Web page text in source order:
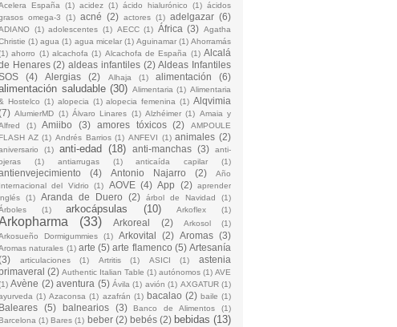
España (1) acidez (1) ácido hialurónico (1) ácidos
omega-3
(1) acné (2) actores (1) adelgazar (6)
(1) adolescentes (1) AECC (1) África (3) Agatha
(1) agua (1) agua micelar (1) Aguinamar (1) Ahorramás
ahorro (1) alcachofa (1) Alcachofa de España (1) Alcalá
Henares (2) aldeas infantiles (2) Aldeas Infantiles
(4) Alergias (2) Alhaja (1) alimentación (6)
saludable (30) Alimentaria (1) Alimentaria
Hostelco (1) alopecia (1) alopecia femenina (1) Alqvimia
AlumierMD (1) Álvaro Linares (1) Alzhéimer (1) Amaia y
(1) Amiibo (3) amores tóxicos (2)
AMPOULE
FLASH AZ (1) Andrés Barrios (1) ANFEVI (1) animales (2)
(1) anti-edad (18) anti-manchas (3)
anti-
(1) antiarrugas (1) anticaída capilar (1)
(4) Antonio Najarro (2)
Año
Internacional del Vidrio
(1) AOVE (4) App (2) aprender
(1) Aranda de Duero (2) árbol de Navidad
(1)
(1) arkocápsulas (10) Arkoflex (1)
(33) Arkoreal (2) Arkosol
(1)
Dormigummies
(1) Arkovital (2) Aromas (3)
naturales (1) arte (5) arte flamenco (5) Artesanía
articulaciones (1) Artritis (1) ASICI (1)
astenia
(2) Authentic Italian Table (1) autónomos (1) AVE
Avène (2) aventura (5) Ávila (1) avión (1) AXGATUR (1)
(1) Azaconsa (1) azafrán (1) bacalao (2) baile (1)
Baleares (5) balnearios (3) Banco de Alimentos
(1)
Barcelona (1) Bares (1) beber (2) bebés (2) bebidas (13)